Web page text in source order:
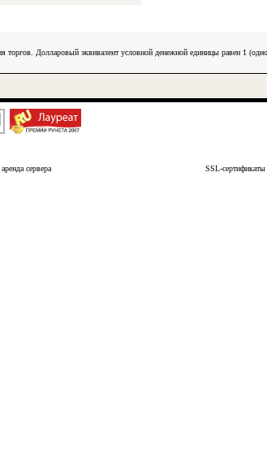
торгов. Долларовый эквивалент условной денежной единицы равен 1
аренда сервера SSL-сертификаты